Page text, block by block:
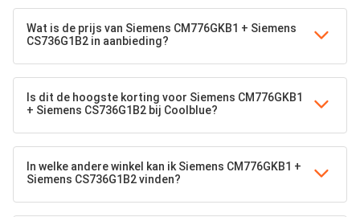
Wat is de prijs van Siemens CM776GKB1 + Siemens
CS736G1B2 in aanbieding?
Is dit de hoogste korting voor Siemens CM776GKB1
+ Siemens CS736G1B2 bij Coolblue?
In welke andere winkel kan ik Siemens CM776GKB1 +
Siemens CS736G1B2 vinden?